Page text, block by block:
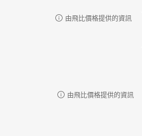
由飛比價格提供的資訊
由飛比價格提供的資訊